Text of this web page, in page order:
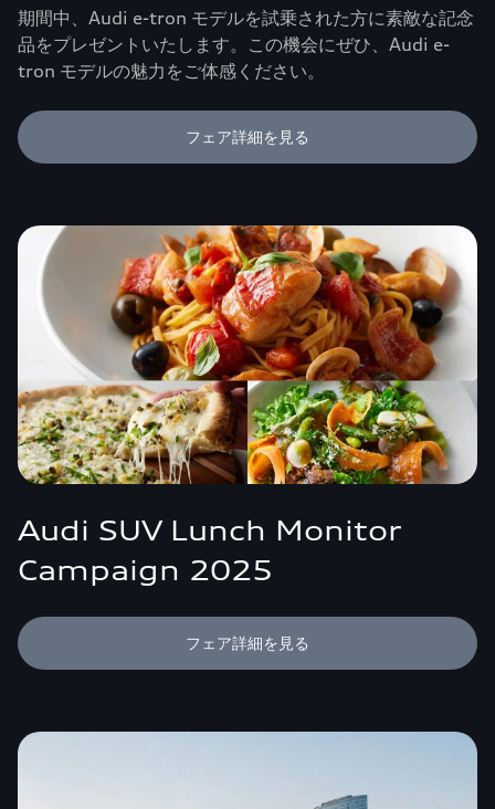
期間中、Audi e-tron モデルを試乗された方に素敵な記念
品をプレゼントいたします。この機会にぜひ、Audi e-
tron モデルの魅力をご体感ください。
フェア詳細を見る
Audi SUV Lunch Monitor
Campaign 2025
フェア詳細を見る